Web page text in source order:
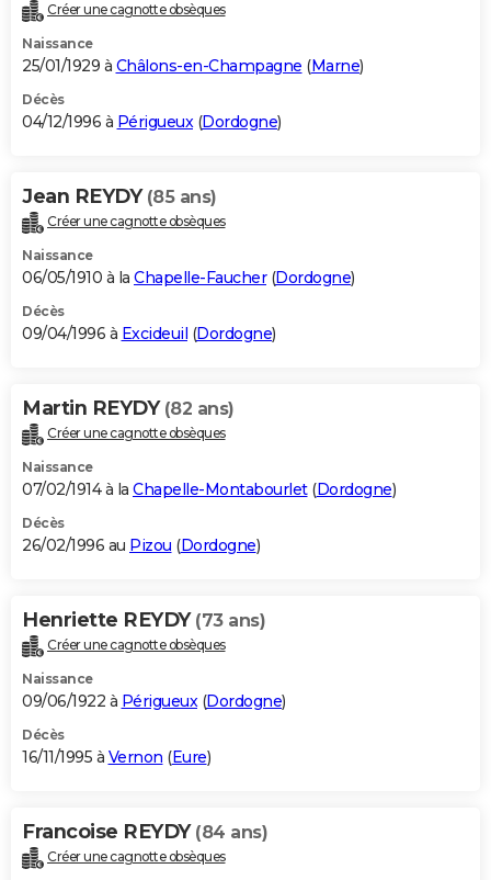
Créer une cagnotte obsèques
Naissance
25/01/1929 à Châlons-en-Champagne (Marne)
Décès
04/12/1996 à Périgueux(Dordogne)
Jean REYDY (85 ans)
Créer une cagnotte obsèques
Naissance
06/05/1910 à la Chapelle-Faucher(Dordogne)
Décès
09/04/1996 à Excideuil (Dordogne)
Martin REYDY (82 ans)
Créer une cagnotte obsèques
Naissance
07/02/1914 à la Chapelle-Montabourlet(Dordogne)
Décès
26/02/1996 au Pizou (Dordogne)
Henriette REYDY (73 ans)
Créer une cagnotte obsèques
Naissance
09/06/1922 à Périgueux(Dordogne)
Décès
16/11/1995 à Vernon (Eure)
Francoise REYDY (84 ans)
Créer une cagnotte obsèques